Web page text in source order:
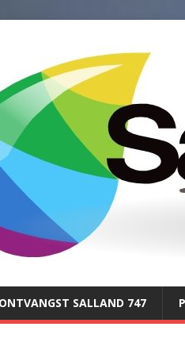
ONTVANGST SALLAND 747